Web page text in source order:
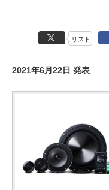
リスト
2021年6月22日 発表